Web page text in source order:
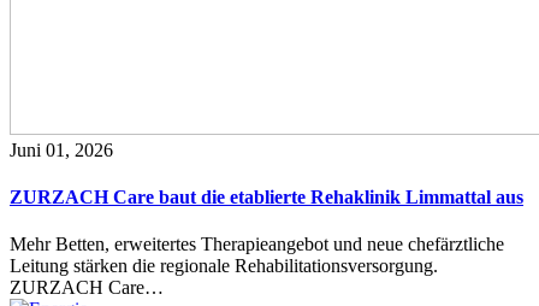
Juni 01, 2026
ZURZACH Care baut die etablierte Rehaklinik Limmattal aus
Mehr Betten, erweitertes Therapieangebot und neue chefärztliche
Leitung stärken die regionale Rehabilitationsversorgung.
ZURZACH Care…